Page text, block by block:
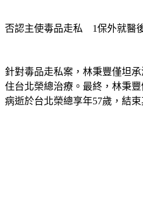
住台北榮總治療。最終，林秉
病逝於台北榮總享年57歲，結